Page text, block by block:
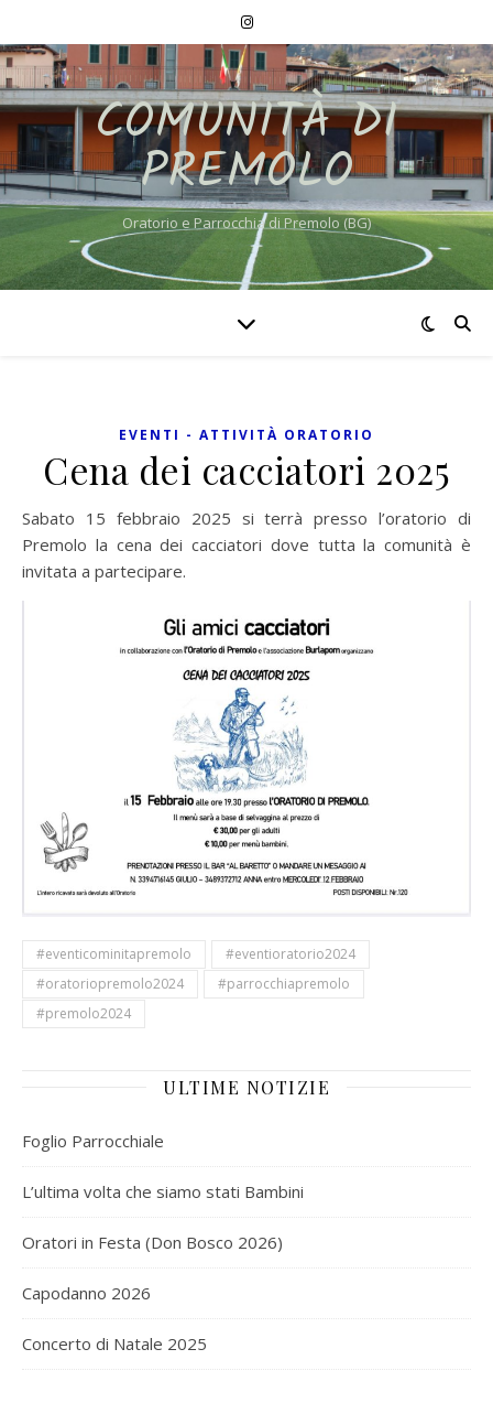
COMUNITÀ DI
PREMOLO
Oratorio e Parrocchia di Premolo (BG)
EVENTI - ATTIVITÀ ORATORIO
Cena dei cacciatori 2025
Sabato 15 febbraio 2025 si terrà presso l’oratorio di
Premolo la cena dei cacciatori dove tutta la comunità è
invitata a partecipare.
#eventicominitapremolo
#eventioratorio2024
#oratoriopremolo2024
#parrocchiapremolo
#premolo2024
ULTIME NOTIZIE
Foglio Parrocchiale
L’ultima volta che siamo stati Bambini
Oratori in Festa (Don Bosco 2026)
Capodanno 2026
Concerto di Natale 2025